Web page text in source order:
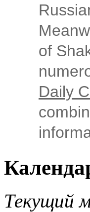
of
Daily
Текущий